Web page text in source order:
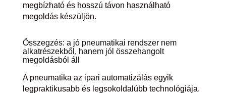
megbízható és hosszú távon használható
megoldás készüljön.
Összegzés: a jó pneumatikai rendszer nem
alkatrészekből, hanem jól összehangolt
megoldásból áll
A pneumatika az ipari automatizálás egyik
legpraktikusabb és legsokoldalúbb technológiája.